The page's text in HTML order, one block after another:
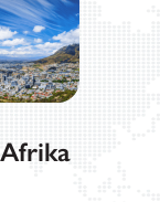
Afrika